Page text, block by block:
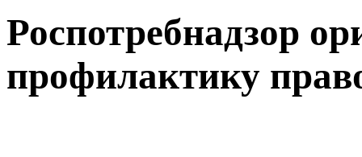
Роспотребнадзор
профилактику